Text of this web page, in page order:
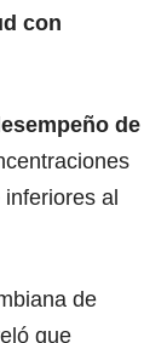
con
de
al
de
que